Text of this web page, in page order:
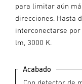
para limitar aún
direcciones. Hasta
interconectarse por
lm, 3000 K.
Acabado